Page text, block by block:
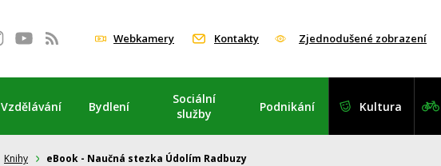
Webkamery Kontakty Zjednodušené zobrazení
Vzdělávání Bydlení
Sociální
služby
Podnikání Kultura
Knihy eBook - Naučná stezka Údolím Radbuzy